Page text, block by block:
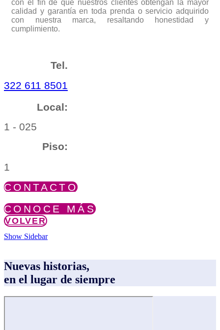
con el fin de que nuestros clientes obtengan la mayor
calidad y garantía en toda prenda o servicio adquirido
con nuestra marca, resaltando honestidad y
cumplimiento.
Tel.
322 611 8501
Local:
1 - 025
Piso:
1
CONTACTO
CONOCE MÁS
VOLVER
Show Sidebar
Nuevas historias,
en el lugar de siempre